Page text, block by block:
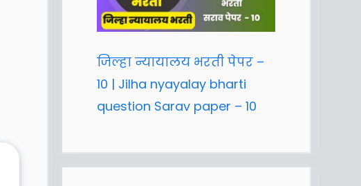
जिल्हा न्यायालय भरती पेपर –
10 | Jilha nyayalay bharti
question Sarav paper – 10